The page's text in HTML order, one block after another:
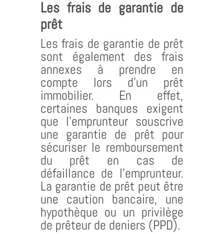
Les frais de garantie de
prêt
Les frais de garantie de prêt
sont également des frais
annexes à prendre en
compte lors d’un prêt
immobilier. En effet,
certaines banques exigent
que l’emprunteur souscrive
une garantie de prêt pour
sécuriser le remboursement
du prêt en cas de
défaillance de l’emprunteur.
La garantie de prêt peut être
une caution bancaire, une
hypothèque ou un privilège
de prêteur de deniers (PPD).